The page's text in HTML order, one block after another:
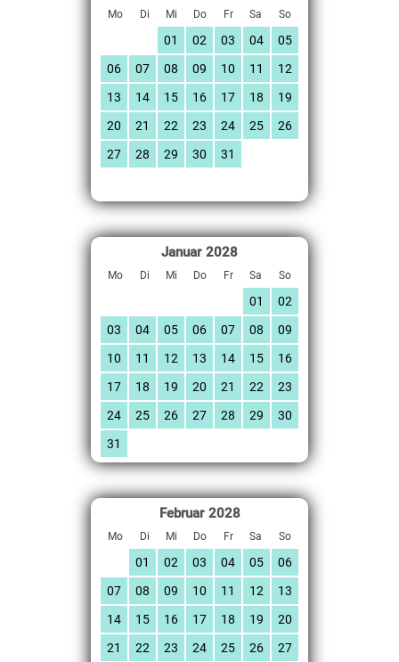
Mo Di Mi Do Fr Sa So
01 02 03 04
05
06
07 08 09 10 11
12
13
14 15 16 17 18
19
20
21 22 23 24 25
26
27
28 29 30 31
Januar 2028
Mo Di Mi Do Fr Sa So
01
02
03
04 05 06 07 08
09
10
11 12 13 14 15
16
17
18 19 20 21 22
23
24
25 26 27 28 29
30
31
Februar 2028
Mo Di Mi Do Fr Sa So
01 02 03 04 05
06
07
08 09 10 11 12
13
14
15 16 17 18 19
20
21
22 23 24 25 26
27